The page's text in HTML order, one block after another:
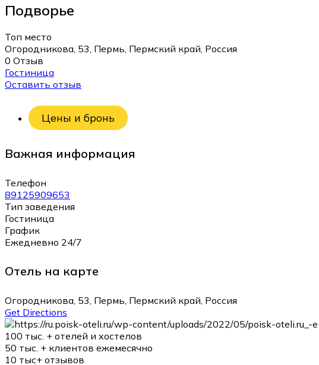
Подворье
Топ место
Огородникова, 53, Пермь, Пермский край, Россия
0 Отзыв
Гостиница
Оставить отзыв
Цены и бронь
Важная информация
Телефон
89125909653
Тип заведения
Гостиница
График
Ежедневно 24/7
Отель на карте
Огородникова, 53, Пермь, Пермский край, Россия
Get Directions
100 тыс. + отелей и хостелов
50 тыс. + клиентов ежемесячно
10 тыс+ отзывов